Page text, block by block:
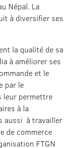
Népal. La
à diversifier ses
la qualité de sa
à améliorer ses
et le
par le
leur permettre
à la
aussi à travailler
de commerce
FTGN